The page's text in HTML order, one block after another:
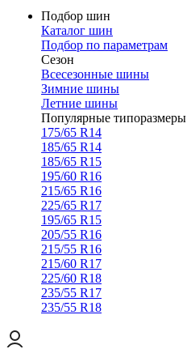
Подбор шин
Каталог шин
Подбор по параметрам
Сезон
Всесезонные шины
Зимние шины
Летние шины
Популярные типоразмеры
175/65 R14
185/65 R14
185/65 R15
195/60 R16
215/65 R16
225/65 R17
195/65 R15
205/55 R16
215/55 R16
215/60 R17
225/60 R18
235/55 R17
235/55 R18